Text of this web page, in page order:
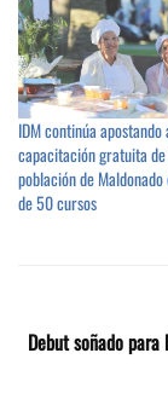
IDM continúa apostando
capacitación gratuita
población de
de 50 cursos
Debut soñado